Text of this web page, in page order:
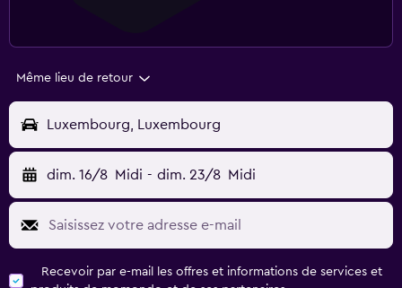
Même lieu de retour
Luxembourg, Luxembourg
dim. 16/8 Midi - dim. 23/8 Midi
Recevoir par e-mail les offres et informations de services et